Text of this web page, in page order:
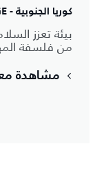
كوريا الجنوبية - MAIIM VISION VILLAGE
بيئة تعزز
من فلسفة
مشاهدة